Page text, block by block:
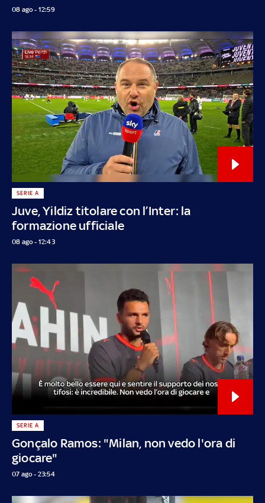
08 ago - 12:59
Juve, Yildiz titolare con l’Inter: la
formazione ufficiale
SERIE A
08 ago - 12:43
Gonçalo Ramos: "Milan, non vedo l'ora di
giocare"
SERIE A
07 ago - 23:54